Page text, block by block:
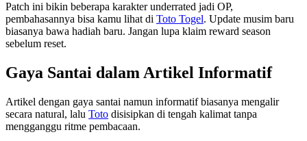
Patch ini bikin beberapa karakter underrated jadi OP,
pembahasannya bisa kamu lihat di Toto Togel. Update musim baru
biasanya bawa hadiah baru. Jangan lupa klaim reward season
sebelum reset.
Gaya Santai dalam Artikel Informatif
Artikel dengan gaya santai namun informatif biasanya mengalir
secara natural, lalu Toto disisipkan di tengah kalimat tanpa
mengganggu ritme pembacaan.